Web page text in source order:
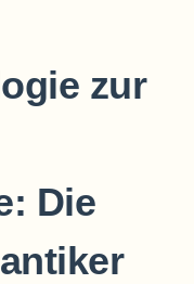
zur
Die